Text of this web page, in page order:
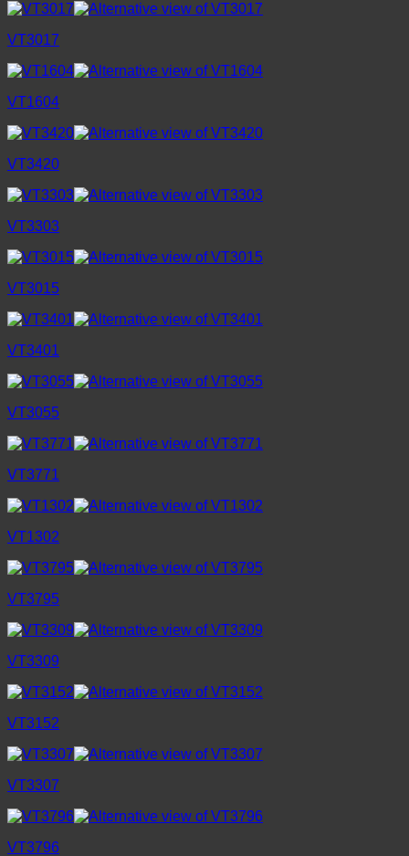
VT3017
VT1604
VT3420
VT3303
VT3015
VT3401
VT3055
VT3771
VT1302
VT3795
VT3309
VT3152
VT3307
VT3796